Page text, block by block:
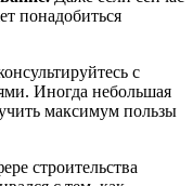
понадобиться
с
Иногда небольшая
максимум пользы
строительства